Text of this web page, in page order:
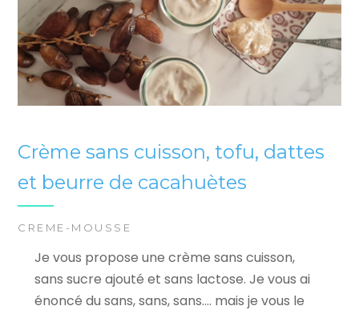
Crème sans cuisson, tofu, dattes
et beurre de cacahuètes
CREME-MOUSSE
Je vous propose une crème sans cuisson,
sans sucre ajouté et sans lactose. Je vous ai
énoncé du sans, sans, sans…. mais je vous le